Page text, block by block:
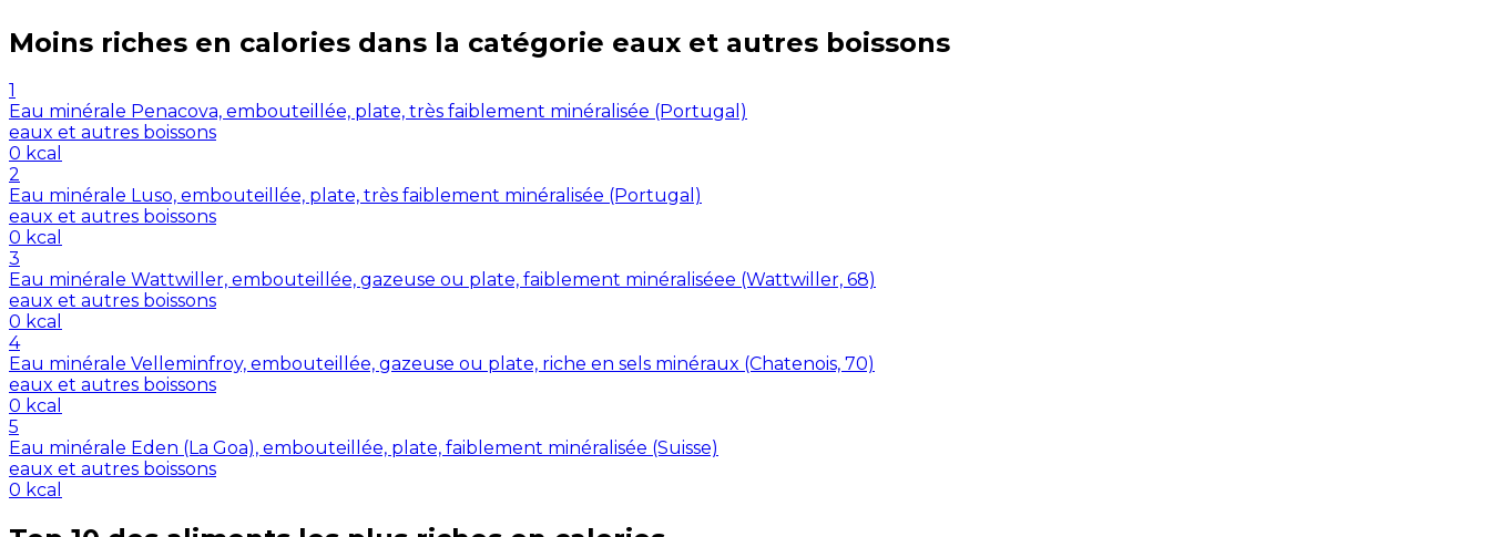
Moins riches en calories dans la catégorie eaux et autres boissons
1
Eau minérale Penacova, embouteillée, plate, très faiblement minéralisée (Portugal)
eaux et autres boissons
0 kcal
2
Eau minérale Luso, embouteillée, plate, très faiblement minéralisée (Portugal)
eaux et autres boissons
0 kcal
3
Eau minérale Wattwiller, embouteillée, gazeuse ou plate, faiblement minéraliséee (Wattwiller, 68)
eaux et autres boissons
0 kcal
4
Eau minérale Velleminfroy, embouteillée, gazeuse ou plate, riche en sels minéraux (Chatenois, 70)
eaux et autres boissons
0 kcal
5
Eau minérale Eden (La Goa), embouteillée, plate, faiblement minéralisée (Suisse)
eaux et autres boissons
0 kcal